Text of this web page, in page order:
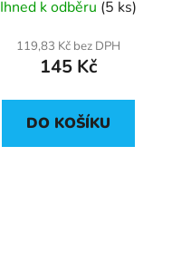
Ihned k odběru (5 ks)
119,83 Kč bez DPH
145 Kč
DO KOŠÍKU